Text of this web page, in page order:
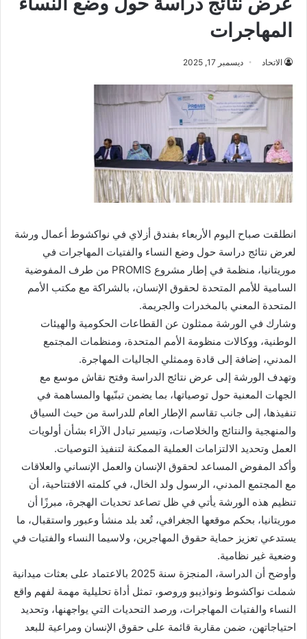
المهاجرات
الاتحاد ديسمبر 17, 2025
انطلقت صباح اليوم الأربعاء بفندق أزلاي في نواكشوط أعمال ورشة
لعرض نتائج دراسة حول وضع النساء والفتيات المهاجرات في
موريتانيا، منظمة في إطار مشروع PROMIS من طرف المفوضية
السامية للأمم المتحدة لحقوق الإنسان، بالشراكة مع مكتب الأمم
المتحدة المعني بالمخدرات والجريمة.
وشارك في الورشة ممثلون عن القطاعات الحكومية والهيئات
الوطنية، ووكالات منظومة الأمم المتحدة، ومنظمات المجتمع
المدني، إضافة إلى قادة وممثلي الجاليات المهاجرة.
وتهدف الورشة إلى عرض نتائج الدراسة وفتح نقاش موسع مع
الجهات المعنية حول توصياتها، بما يضمن تبنّيها والمساهمة في
تنفيذها، إلى جانب تقاسم الإطار العام للدراسة من حيث السياق
والمنهجية والنتائج والخلاصات، وتيسير تبادل الآراء بشأن أولويات
العمل وتحديد الالتزامات العملية الممكنة لتنفيذ التوصيات.
وأكد المفوض المساعد لحقوق الإنسان والعمل الإنساني والعلاقات
مع المجتمع المدني، الرسول ولد الخال، في كلمته الافتتاحية، أن
تنظيم هذه الورشة يأتي في ظل تصاعد تحديات الهجرة، مبرزًا أن
موريتانيا، بحكم موقعها الجغرافي، تُعد بلد منشأ وعبور واستقبال، ما
يستدعي تعزيز حماية حقوق المهاجرين، ولاسيما النساء والفتيات في
وضعية غير نظامية.
وأوضح أن الدراسة، المنجزة سنة 2025 بالاعتماد على بعثات ميدانية
شملت نواكشوط ونواذيبو وروصو، تمثل أداة تحليلية مهمة لفهم واقع
النساء والفتيات المهاجرات، ورصد التحديات التي يواجهنها، وتحديد
احتياجاتهن، ضمن مقاربة قائمة على حقوق الإنسان ومراعية للبعد